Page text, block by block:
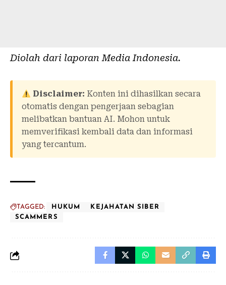
Diolah dari laporan Media Indonesia.
Disclaimer: Konten ini dihasilkan secara
otomatis dengan pengerjaan sebagian
melibatkan bantuan AI. Mohon untuk
memverifikasi kembali data dan informasi
yang tercantum.
TAGGED: HUKUM
KEJAHATAN SIBER
SCAMMERS